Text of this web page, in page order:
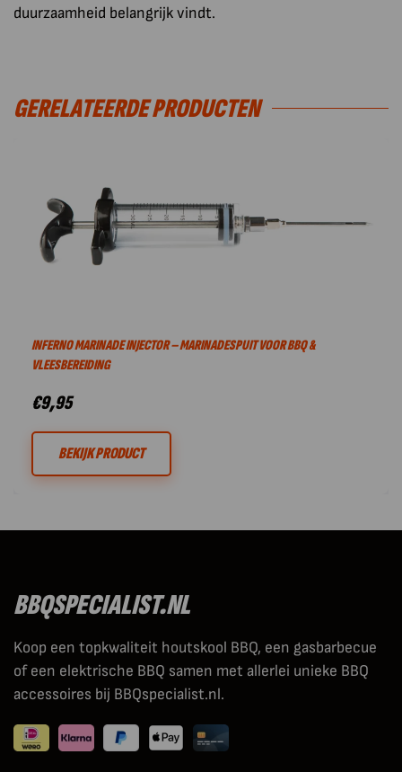
duurzaamheid belangrijk vindt.
GERELATEERDE PRODUCTEN
INFERNO MARINADE INJECTOR – MARINADESPUIT VOOR BBQ &
VLEESBEREIDING
€9,95
BEKIJK PRODUCT
BBQSPECIALIST.NL
Koop een topkwaliteit houtskool BBQ, een gasbarbecue
of een elektrische BBQ samen met allerlei unieke BBQ
accessoires bij BBQspecialist.nl.